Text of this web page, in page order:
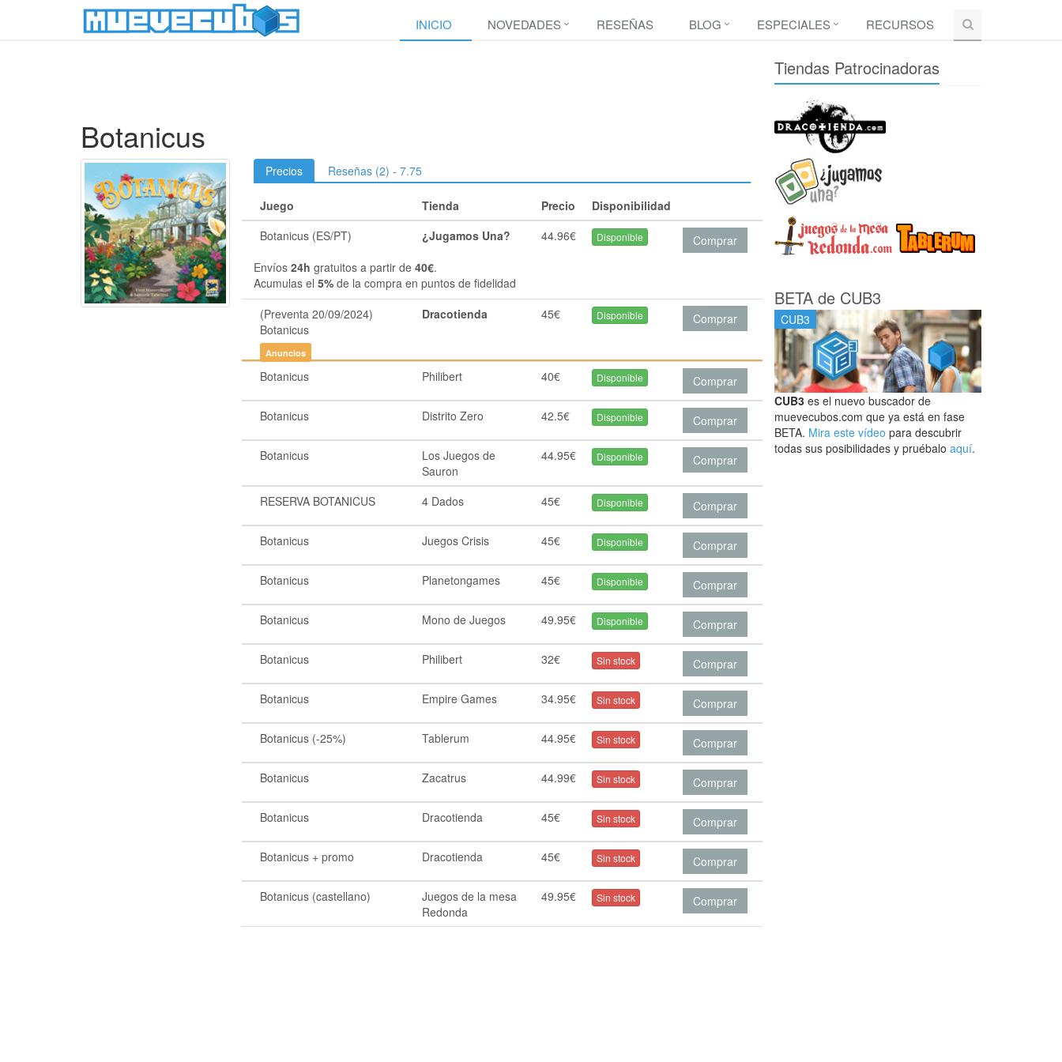
INICIO NOVEDADES RESEÑAS BLOG ESPECIALES RECURSOS
Botanicus
Precios Reseñas (2) - 7.75
Juego Tienda Precio
Disponibilidad
Botanicus (ES/PT)
¿Jugamos Una? 44.96€ Disponible
Comprar
Envíos24h gratuitos a partir de40€.
Acumulas el5% de la compra en puntos de fidelidad
(Preventa 20/09/2024)
Botanicus
Dracotienda 45€ Disponible Comprar
Anuncios
Botanicus Philibert 40€ Disponible Comprar
Botanicus Distrito Zero 42.5€ Disponible Comprar
Botanicus
Los Juegos de
Sauron
44.95€ Disponible Comprar
RESERVA BOTANICUS 4 Dados 45€ Disponible Comprar
Botanicus Juegos Crisis 45€ Disponible Comprar
Botanicus Planetongames 45€ Disponible Comprar
Botanicus Mono de Juegos 49.95€ Disponible Comprar
Botanicus Philibert 32€ Sin stock Comprar
Botanicus Empire Games 34.95€ Sin stock Comprar
Botanicus (-25%) Tablerum 44.95€ Sin stock Comprar
Botanicus Zacatrus 44.99€ Sin stock Comprar
Botanicus Dracotienda 45€ Sin stock Comprar
Botanicus + promo Dracotienda 45€ Sin stock Comprar
Botanicus (castellano)
Juegos de la mesa
Redonda
49.95€ Sin stock Comprar
Tiendas Patrocinadoras
BETA de CUB3
CUB3
CUB3es el nuevo buscador de
muevecubos.com que ya está en fase
BETA. Mira este vídeo para descubrir
todas sus posibilidades y pruébalo aquí.